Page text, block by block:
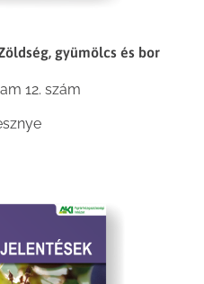
gyümölcs és bor
12. szám